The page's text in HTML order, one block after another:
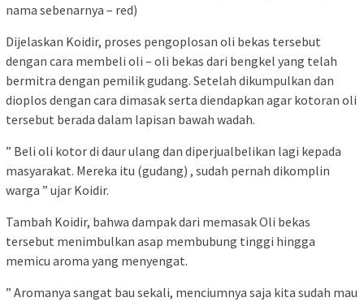
nama sebenarnya – red)
Dijelaskan Koidir, proses pengoplosan oli bekas tersebut
dengan cara membeli oli – oli bekas dari bengkel yang telah
bermitra dengan pemilik gudang. Setelah dikumpulkan dan
dioplos dengan cara dimasak serta diendapkan agar kotoran oli
tersebut berada dalam lapisan bawah wadah.
” Beli oli kotor di daur ulang dan diperjualbelikan lagi kepada
masyarakat. Mereka itu (gudang) , sudah pernah dikomplin
warga ” ujar Koidir.
Tambah Koidir, bahwa dampak dari memasak Oli bekas
tersebut menimbulkan asap membubung tinggi hingga
memicu aroma yang menyengat.
” Aromanya sangat bau sekali, menciumnya saja kita sudah mau